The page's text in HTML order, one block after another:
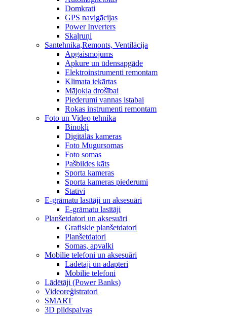
Domkrati
GPS navigācijas
Power Inverters
Skaļruņi
Santehnika,Remonts, Ventilācija
Apgaismojums
Apkure un ūdensapgāde
Elektroinstrumenti remontam
Klimata iekārtas
Mājokļa drošībai
Piederumi vannas istabai
Rokas instrumenti remontam
Foto un Video tehnika
Binokļi
Digitālās kameras
Foto Mugursomas
Foto somas
Pašbildes kāts
Sporta kameras
Sporta kameras piederumi
Statīvi
E-grāmatu lasītāji un aksesuāri
E-grāmatu lasītāji
Planšetdatori un aksesuāri
Grafiskie planšetdatori
Planšetdatori
Somas, apvalki
Mobilie telefoni un aksesuāri
Lādētāji un adapteri
Mobilie telefoni
Lādētāji (Power Banks)
Videoreģistratori
SMART
3D pildspalvas